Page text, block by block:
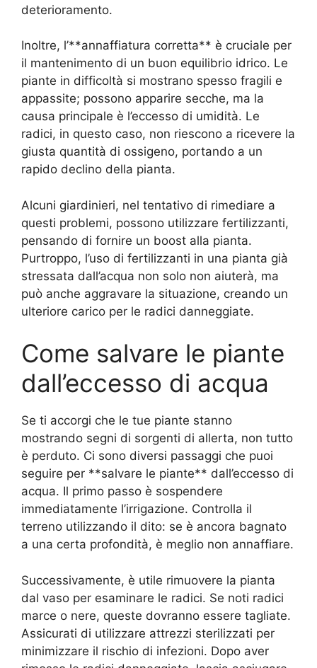
deterioramento.
Inoltre, l’**annaffiatura corretta** è cruciale per
il mantenimento di un buon equilibrio idrico. Le
piante in difficoltà si mostrano spesso fragili e
appassite; possono apparire secche, ma la
causa principale è l’eccesso di umidità. Le
radici, in questo caso, non riescono a ricevere la
giusta quantità di ossigeno, portando a un
rapido declino della pianta.
Alcuni giardinieri, nel tentativo di rimediare a
questi problemi, possono utilizzare fertilizzanti,
pensando di fornire un boost alla pianta.
Purtroppo, l’uso di fertilizzanti in una pianta già
stressata dall’acqua non solo non aiuterà, ma
può anche aggravare la situazione, creando un
ulteriore carico per le radici danneggiate.
Come salvare le piante
dall’eccesso di acqua
Se ti accorgi che le tue piante stanno
mostrando segni di sorgenti di allerta, non tutto
è perduto. Ci sono diversi passaggi che puoi
seguire per **salvare le piante** dall’eccesso di
acqua. Il primo passo è sospendere
immediatamente l’irrigazione. Controlla il
terreno utilizzando il dito: se è ancora bagnato
a una certa profondità, è meglio non annaffiare.
Successivamente, è utile rimuovere la pianta
dal vaso per esaminare le radici. Se noti radici
marce o nere, queste dovranno essere tagliate.
Assicurati di utilizzare attrezzi sterilizzati per
minimizzare il rischio di infezioni. Dopo aver